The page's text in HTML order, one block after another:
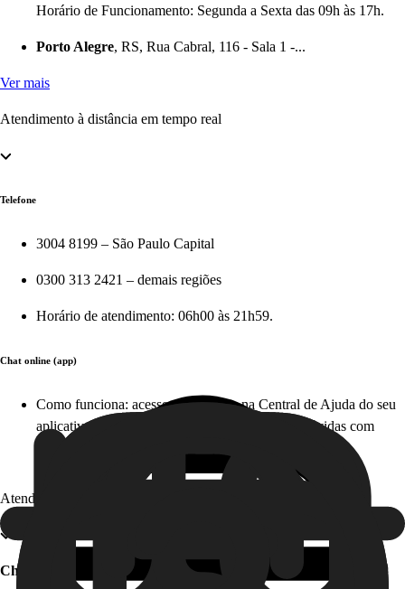
Horário de Funcionamento: Segunda a Sexta das 09h às 17h.
Porto Alegre, RS, Rua Cabral, 116 - Sala 1 -...
Ver mais
Atendimento à distância em tempo real
Telefone
3004 8199 – São Paulo Capital
0300 313 2421 – demais regiões
Horário de atendimento: 06h00 às 21h59.
Chat online (app)
Como funciona: acesse diretamente na Central de Ajuda do seu
aplicativo em apenas alguns cliques e tire suas dúvidas com
Atendimento offline
Chat offline